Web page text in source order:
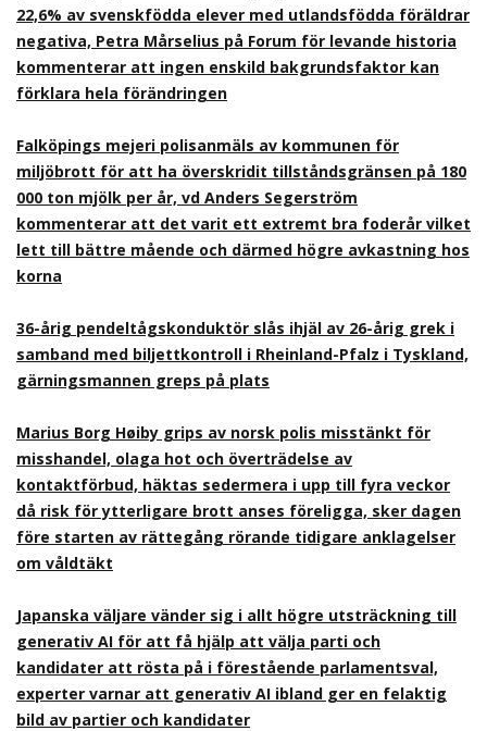
22,6% av svenskfödda elever med utlandsfödda föräldrar
negativa, Petra Mårselius på Forum för levande historia
kommenterar att ingen enskild bakgrundsfaktor kan
förklara hela förändringen
Falköpings mejeri polisanmäls av kommunen för
miljöbrott för att ha överskridit tillståndsgränsen på 180
000 ton mjölk per år, vd Anders Segerström
kommenterar att det varit ett extremt bra foderår vilket
lett till bättre mående och därmed högre avkastning hos
korna
36-årig pendeltågskonduktör slås ihjäl av 26-årig grek i
samband med biljettkontroll i Rheinland-Pfalz i Tyskland,
gärningsmannen greps på plats
Marius Borg Høiby grips av norsk polis misstänkt för
misshandel, olaga hot och överträdelse av
kontaktförbud, häktas sedermera i upp till fyra veckor
då risk för ytterligare brott anses föreligga, sker dagen
före starten av rättegång rörande tidigare anklagelser
om våldtäkt
Japanska väljare vänder sig i allt högre utsträckning till
generativ AI för att få hjälp att välja parti och
kandidater att rösta på i förestående parlamentsval,
experter varnar att generativ AI ibland ger en felaktig
bild av partier och kandidater